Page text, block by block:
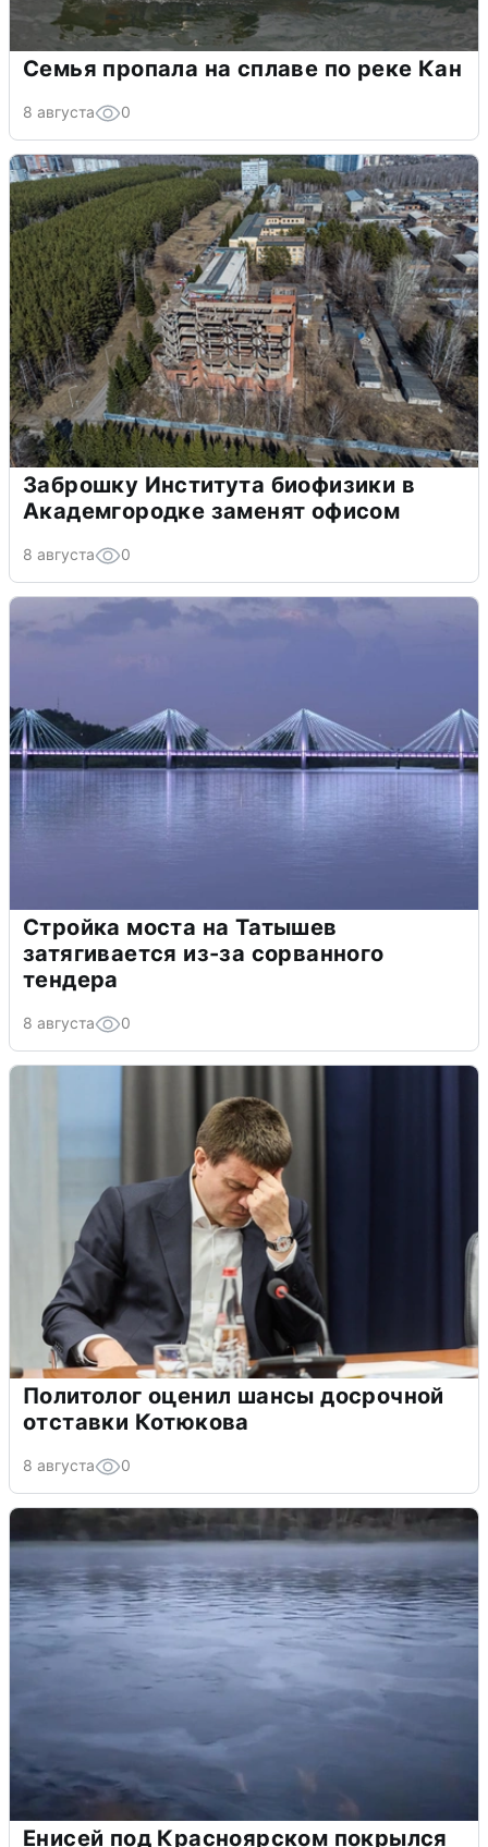
Семья пропала на сплаве по реке Кан
8 августа 0
Заброшку Института биофизики в
Академгородке заменят офисом
8 августа 0
Стройка моста на Татышев
затягивается из-за сорванного
тендера
8 августа 0
Политолог оценил шансы досрочной
отставки Котюкова
8 августа 0
Енисей под Красноярском покрылся